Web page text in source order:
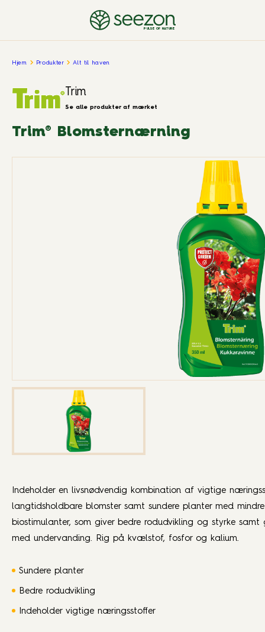
PULSE OF NATURE
Hjem Produkter Alt til haven
Trim
Se alle produkter af mærket
Trim® Blomsternærning
Indeholder en livsnødvendig kombination af vigtige
langtidsholdbare blomster samt sundere planter med
biostimulanter, som giver bedre rodudvikling og styrke samt
med undervanding. Rig på kvælstof, fosfor og kalium.
Sundere planter
Bedre rodudvikling
Indeholder vigtige næringsstoffer